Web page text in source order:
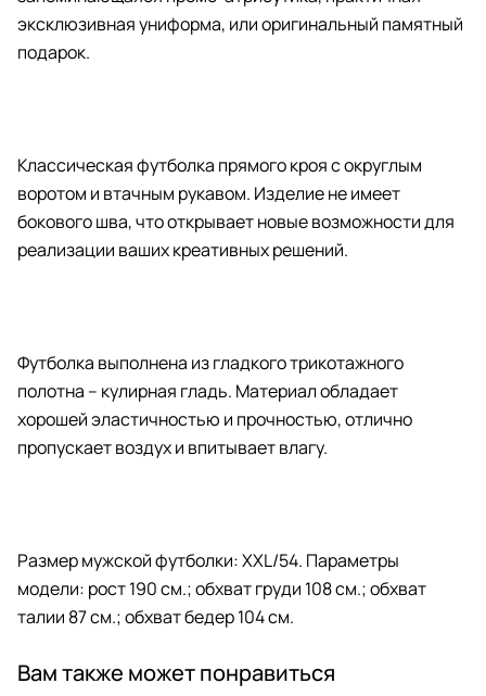
эксклюзивная униформа, или оригинальный памятный
подарок.
Классическая футболка прямого кроя с округлым
воротом и втачным рукавом. Изделие не имеет
бокового шва, что открывает новые возможности для
реализации ваших креативных решений.
Футболка выполнена из гладкого трикотажного
полотна – кулирная гладь. Материал обладает
хорошей эластичностью и прочностью, отлично
пропускает воздух и впитывает влагу.
Размер мужской футболки: XXL/54. Параметры
модели: рост 190 см.; обхват груди 108 см.; обхват
талии 87 см.; обхват бедер 104 см.
Вам также может понравиться